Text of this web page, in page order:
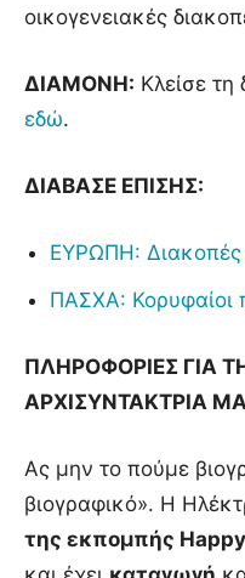
οικογενειακές
ΔΙΑΜΟΝΗ: Κλείσε
εδώ.
ΔΙΑΒΑΣΕ ΕΠΙΣΗΣ:
ΕΥΡΩΠΗ: Διακοπές
ΠΑΣΧΑ: Κορυφαίοι
ΠΛΗΡΟΦΟΡΙΕΣ ΓΙΑ
ΑΡΧΙΣΥΝΤΑΚΤΡΙΑ
Ας μην το πούμε
βιογραφικό». Η
της εκπομπής